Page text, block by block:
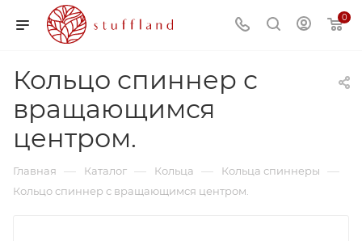
0
Кольцо спиннер с
вращающимся
центром.
Главная — Каталог — Кольца — Кольца спиннеры —
Кольцо спиннер с вращающимся центром.